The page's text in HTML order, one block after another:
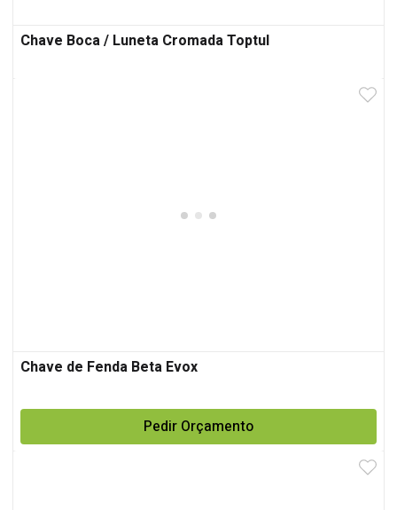
Chave Boca / Luneta Cromada Toptul
Chave de Fenda Beta Evox
Pedir Orçamento